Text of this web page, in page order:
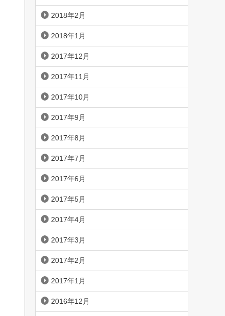
2018年2月
2018年1月
2017年12月
2017年11月
2017年10月
2017年9月
2017年8月
2017年7月
2017年6月
2017年5月
2017年4月
2017年3月
2017年2月
2017年1月
2016年12月